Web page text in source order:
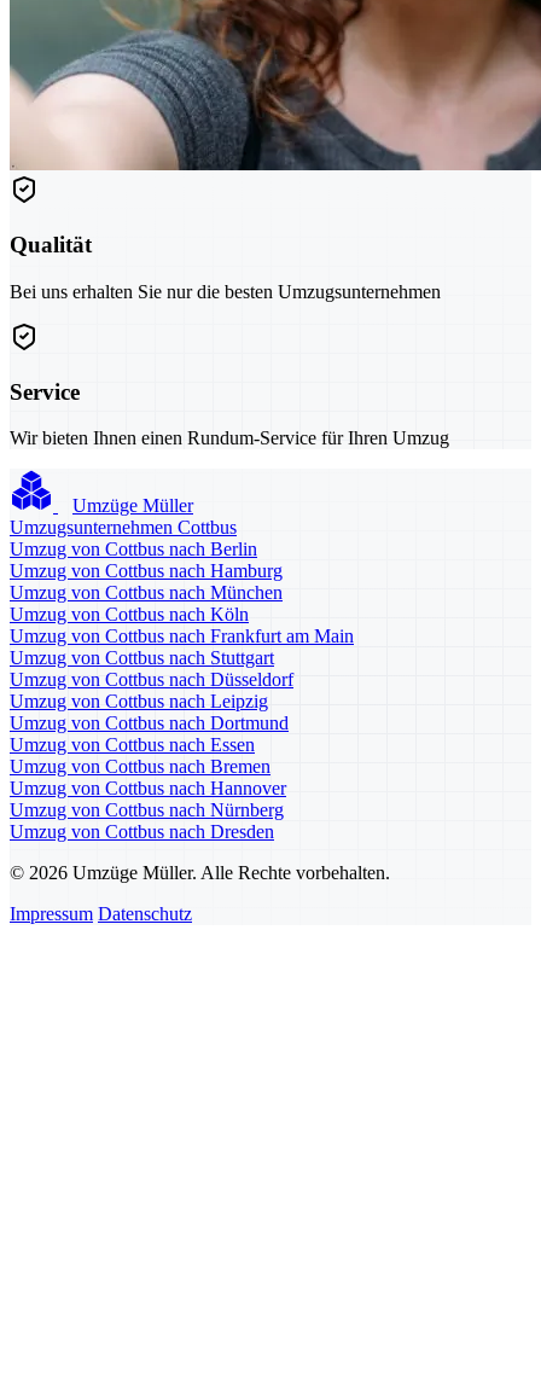
Qualität
Bei uns erhalten Sie nur die besten Umzugsunternehmen
Service
Wir bieten Ihnen einen Rundum-Service für Ihren Umzug
Umzüge Müller
Umzugsunternehmen Cottbus
Umzug von Cottbus nach Berlin
Umzug von Cottbus nach Hamburg
Umzug von Cottbus nach München
Umzug von Cottbus nach Köln
Umzug von Cottbus nach Frankfurt am Main
Umzug von Cottbus nach Stuttgart
Umzug von Cottbus nach Düsseldorf
Umzug von Cottbus nach Leipzig
Umzug von Cottbus nach Dortmund
Umzug von Cottbus nach Essen
Umzug von Cottbus nach Bremen
Umzug von Cottbus nach Hannover
Umzug von Cottbus nach Nürnberg
Umzug von Cottbus nach Dresden
© 2026 Umzüge Müller. Alle Rechte vorbehalten.
Impressum Datenschutz